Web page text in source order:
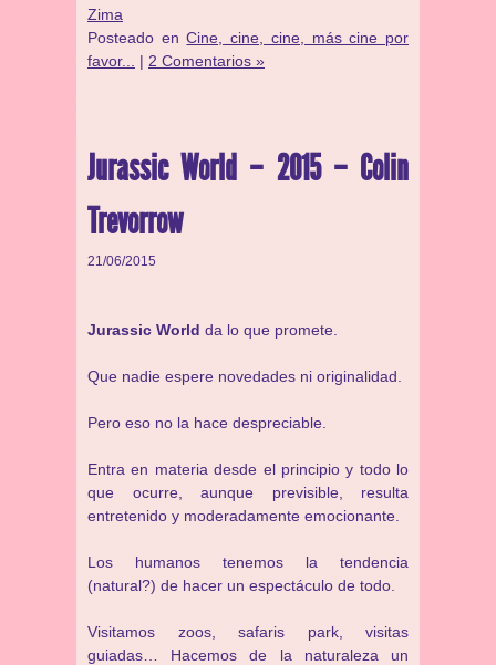
Zima
Posteado enCine, cine, cine, más cine por
favor...
| 2 Comentarios »
Jurassic World – 2015 – Colin
Trevorrow
21/06/2015
Jurassic World da lo que promete.
Que nadie espere novedades ni originalidad.
Pero eso no la hace despreciable.
Entra en materia desde el principio y todo lo
que ocurre, aunque previsible, resulta
entretenido y moderadamente emocionante.
Los humanos tenemos la tendencia
(natural?) de hacer un espectáculo de todo.
Visitamos zoos, safaris park, visitas
guiadas… Hacemos de la naturaleza un